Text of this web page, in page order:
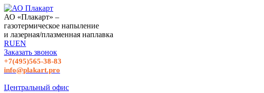
АО «Плакарт» –
газотермическое напыление
и лазерная/плазменная наплавка
RUEN
Заказать звонок
+7(495)565-38-83
info@plakart.pro
Центральный офис